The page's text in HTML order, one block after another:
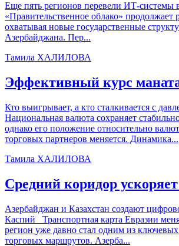
Еще пять регионов перевели ИТ-
«Правительственное облако» продолжает
охватывая новые государственные
Азербайджана. Пер...
Тамила ХАЛИЛОВА
Эффективный курс
Кто выигрывает, а кто сталкивается с
Национальная валюта сохраняет
однако его положение относительно
торговых партнеров меняется. Динамика...
Тамила ХАЛИЛОВА
Средний коридор
Азербайджан и Казахстан создают
Каспий Транспортная карта Евразии
регион уже давно стал одним из
торговых маршрутов. Азерба...